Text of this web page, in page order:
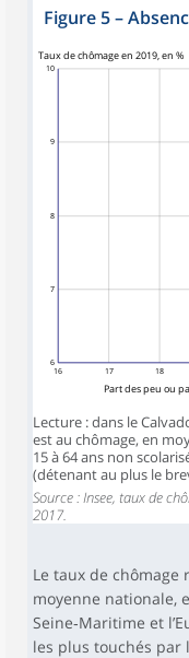
Figure 5–
6
7
8
9
10
16 17 18
Taux de chômage en 2019, en %
Part des peu ou
Lecture : dans le
est au chômage, en
15 à 64 ans non
(détenant au plus le
Source : Insee, taux de
2017.
Le taux de
moyenne nationale,
Seine‑Maritime et
les plus touchés par